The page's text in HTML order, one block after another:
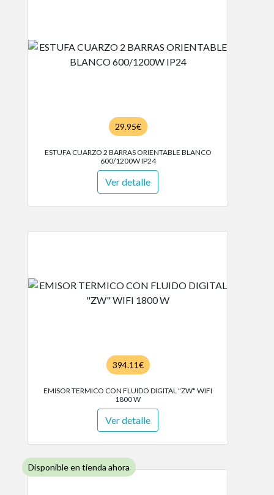
29.95€
ESTUFA CUARZO 2 BARRAS ORIENTABLE BLANCO
600/1200W IP24
Ver detalle
394.11€
EMISOR TERMICO CON FLUIDO DIGITAL "ZW" WIFI
1800 W
Ver detalle
Disponible en tienda ahora